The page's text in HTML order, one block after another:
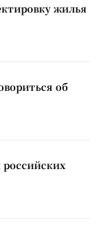
жилья
об